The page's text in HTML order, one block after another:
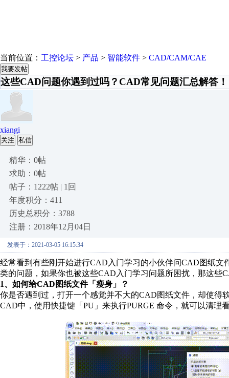
当前位置： 工控论坛 > 产品 > 智能软件 > CAD/CAM/CAE
我要发帖
这些CAD问题你遇到过吗？CAD常见问题汇总解答！
xiangi
关注 私信
精华：0帖
求助：0帖
帖子：1222帖 | 1回
年度积分：411
历史总积分：3788
注册：2018年12月04日
发表于：2021-03-05 16:15:34
经常看到有些刚开始进行CAD入门学习的小伙伴问CAD图纸
类的问题，如果你也被这些CAD入门学习问题所困扰，那这些
1、如何给CAD图纸文件「瘦身」？
你是否遇到过，打开一个感觉并不大的CAD图纸文件，却使得
CAD中，使用快捷键「PU」来执行PURGE 命令，就可以清理